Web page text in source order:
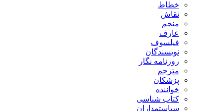
خطاط
نقاش
منجم
عارف
فیلسوف
نویسندگان
روزنامه نگار
مترجم
پزشکان
خواننده
کتاب شناسی
سیاستمداران